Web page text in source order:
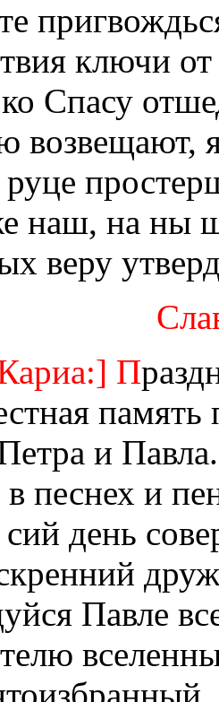
ключи
Спасу
возвещают,
руце
наш, на ны
веру
П
и
в песнех и
сий день
Павле